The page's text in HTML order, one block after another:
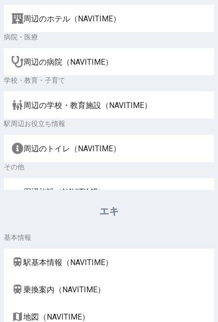
周辺のホテル（NAVITIME）
病院・医療
周辺の病院（NAVITIME）
学校・教育・子育て
周辺の学校・教育施設（NAVITIME）
駅周辺お役立ち情報
周辺のトイレ（NAVITIME）
その他
周辺施設（NAVITIME）
エキ
基本情報
駅基本情報（NAVITIME）
乗換案内（NAVITIME）
地図（NAVITIME）